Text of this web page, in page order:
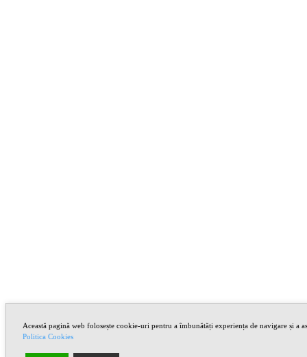
Această pagină web folosește cookie-uri pentru a îmbunătăți experiența de navigare și
Politica Cookies